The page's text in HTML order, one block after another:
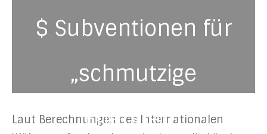
$ Subventionen für
„schmutzige
Energien“
Laut Berechnungen des Internationalen